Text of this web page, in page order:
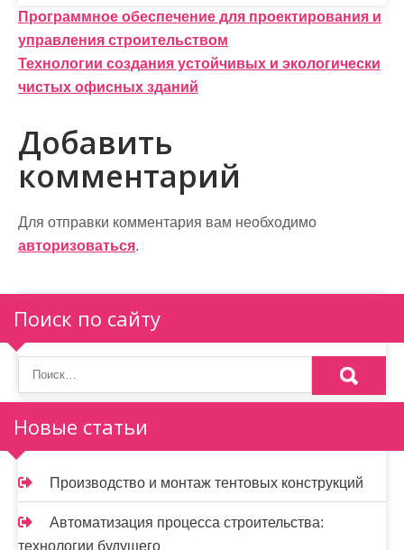
Н
а
в
и
г
а
ц
и
я
п
о
з
а
п
и
с
Программное обеспечение для проектирования и
управления строительством
Технологии создания устойчивых и экологически
чистых офисных зданий
Добавить
комментарий
Для отправки комментария вам необходимо
авторизоваться.
Поиск по сайту
Новые статьи
Производство и монтаж тентовых конструкций
Автоматизация процесса строительства:
технологии будущего